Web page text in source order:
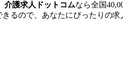
介護求人ドットコムなら全国
るので、あなたにぴったりの